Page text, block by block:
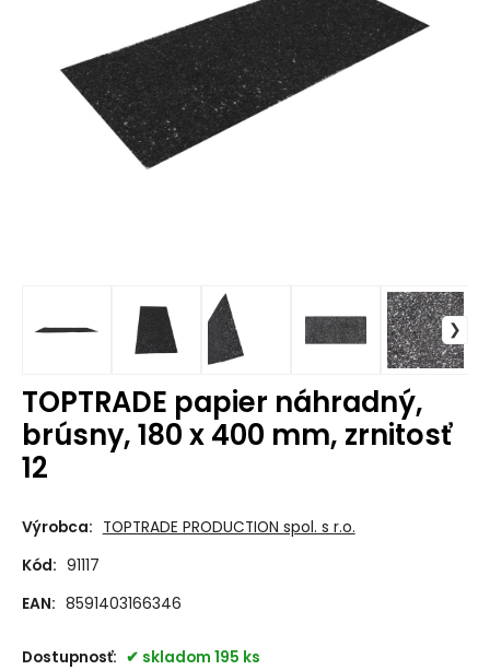
TOPTRADE papier náhradný,
brúsny, 180 x 400 mm, zrnitosť
12
Výrobca: TOPTRADE PRODUCTION spol. s r.o.
Kód: 91117
EAN: 8591403166346
Dostupnosť: skladom 195 ks